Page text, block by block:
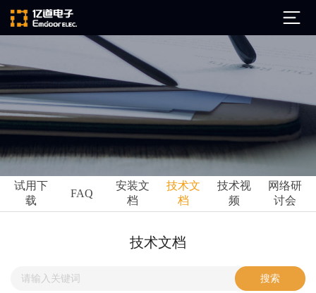
公司简介
发展历程
企业文化
ARM
Ansys
Perforce
亿道动态
市场活动
技术文档
试用下
载
FAQ
安装文
档
技术文
档
技术视
频
网络研
讨会
技术文档